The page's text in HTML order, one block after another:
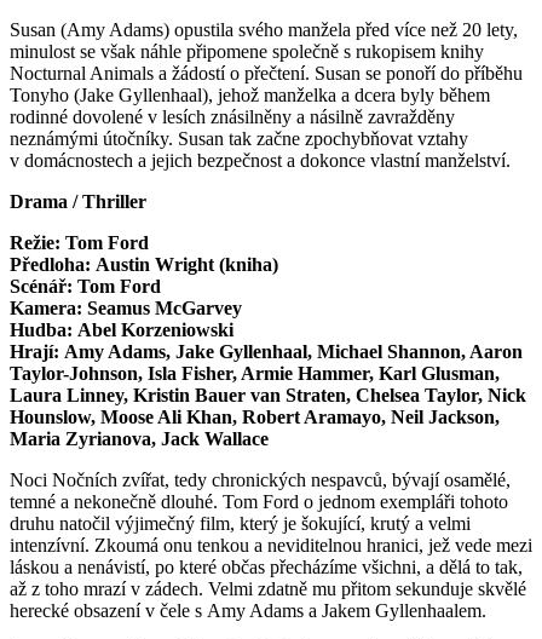
Susan (Amy Adams) opustila svého manžela před více než 20 lety,
minulost se však náhle připomene společně s rukopisem knihy
Nocturnal Animals a žádostí o přečtení. Susan se ponoří do příběhu
Tonyho (Jake Gyllenhaal), jehož manželka a dcera byly během
rodinné dovolené v lesích znásilněny a násilně zavražděny
neznámými útočníky. Susan tak začne zpochybňovat vztahy
v domácnostech a jejich bezpečnost a dokonce vlastní manželství.
Drama / Thriller
Režie: Tom Ford
Předloha: Austin Wright (kniha)
Scénář: Tom Ford
Kamera: Seamus McGarvey
Hudba: Abel Korzeniowski
Hrají: Amy Adams, Jake Gyllenhaal, Michael Shannon, Aaron
Taylor-Johnson, Isla Fisher, Armie Hammer, Karl Glusman,
Laura Linney, Kristin Bauer van Straten, Chelsea Taylor, Nick
Hounslow, Moose Ali Khan, Robert Aramayo, Neil Jackson,
Maria Zyrianova, Jack Wallace
Noci Nočních zvířat, tedy chronických nespavců, bývají osamělé,
temné a nekonečně dlouhé. Tom Ford o jednom exempláři tohoto
druhu natočil výjimečný film, který je šokující, krutý a velmi
intenzívní. Zkoumá onu tenkou a neviditelnou hranici, jež vede mezi
láskou a nenávistí, po které občas přecházíme všichni, a dělá to tak,
až z toho mrazí v zádech. Velmi zdatně mu přitom sekunduje skvělé
herecké obsazení v čele s Amy Adams a Jakem Gyllenhaalem.